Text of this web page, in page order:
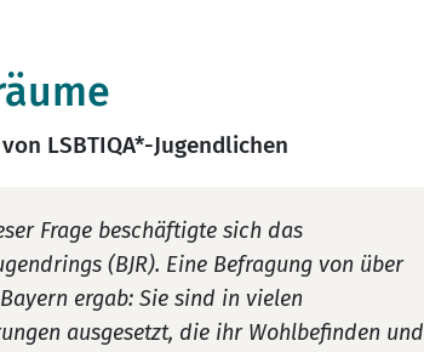
LSBTIQA*-Jugendlichen
Frage beschäftigte sich das
(BJR). Eine Befragung von über
ergab: Sie sind in vielen
ausgesetzt, die ihr Wohlbefinden und